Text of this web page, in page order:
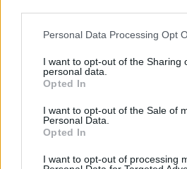
Personal Data Processing Opt
I want to opt-out of the Sharing
personal data.
Opted In
I want to opt-out of the Sale of
Personal Data.
Opted In
I want to opt-out of processing
N’oubliez pas de biennettoyer
ne fasse pas sale.
DÉCORATION